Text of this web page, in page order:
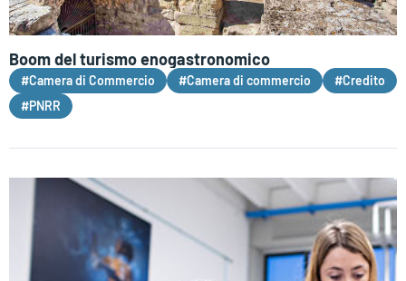
Boom del turismo enogastronomico
#Camera di Commercio #Camera di commercio
#Credito
#PNRR